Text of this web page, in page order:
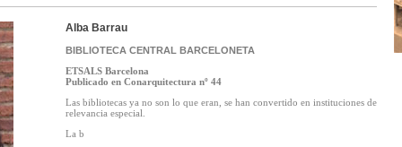
Alba Barrau
BIBLIOTECA CENTRAL BARCELONETA
ETSALS Barcelona
Publicado en Conarquitectura nº 44
Las bibliotecas ya no son lo que eran, se han convertido en instituciones de
relevancia especial.
La b